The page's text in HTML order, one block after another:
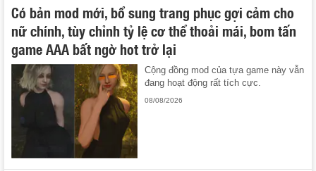
Có bản mod mới, bổ sung trang phục gợi cảm cho
nữ chính, tùy chỉnh tỷ lệ cơ thể thoải mái, bom tấn
game AAA bất ngờ hot trở lại
Cộng đồng mod của tựa game này vẫn
đang hoạt động rất tích cực.
08/08/2026